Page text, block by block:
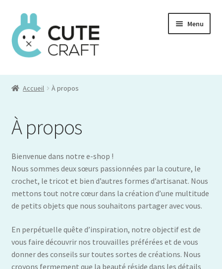
Aller
à
la
navigation
Aller
au
contenu
Menu
Commande
Accueil À propos
À propos
Bienvenue dans notre e-shop !
Nous sommes deux sœurs passionnées par la couture, le
crochet, le tricot et bien d’autres formes d’artisanat. Nous
mettons tout notre cœur dans la création d’une multitude
de petits objets que nous souhaitons partager avec vous.
En perpétuelle quête d’inspiration, notre objectif est de
vous faire découvrir nos trouvailles préférées et de vous
donner des conseils sur toutes sortes de créations. Nous
croyons fermement que la beauté réside dans les détails